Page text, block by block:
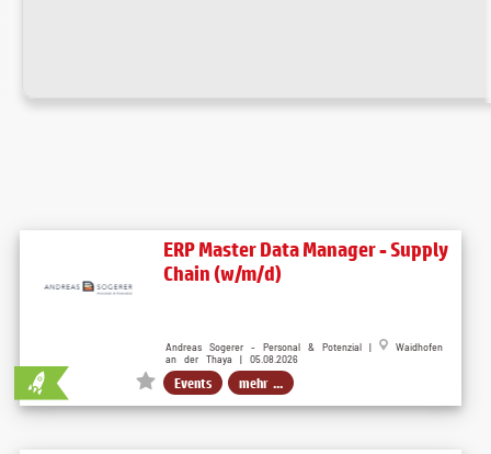
ERP Master Data Manager - Supply
Chain (w/m/d)
Andreas Sogerer - Personal & Potenzial |
Waidhofen
an der Thaya | 05.08.2026
Events mehr ...